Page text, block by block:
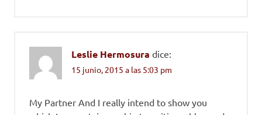
Leslie Hermosura dice:
15 junio, 2015 a las 5:03 pm
My Partner And I really intend to show you